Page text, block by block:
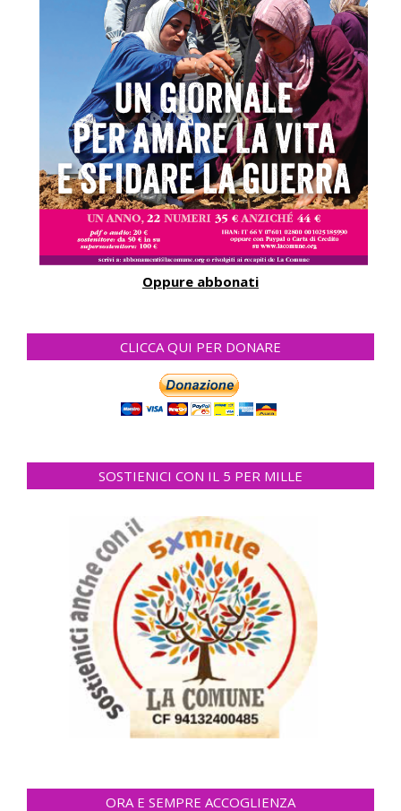
Oppure abbonati
CLICCA QUI PER DONARE
SOSTIENICI CON IL 5 PER MILLE
ORA E SEMPRE ACCOGLIENZA